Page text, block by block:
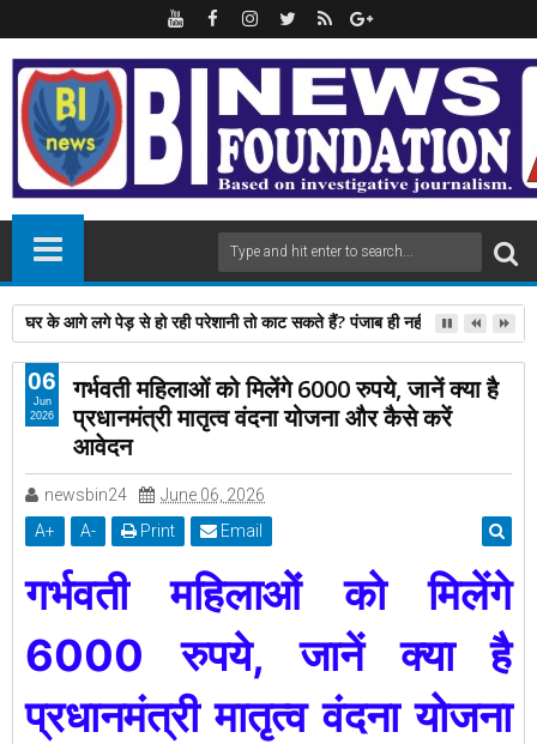
घर के आगे लगे पेड़ से हो रही परेशानी तो काट सकते हैं? पंजाब ही नहीं, दिल्‍ली-यूपी
गर्भवती महिलाओं को मिलेंगे 6000 रुपये, जानें क्या है
प्रधानमंत्री मातृत्व वंदना योजना और कैसे करें
आवेदन
newsbin24
June 06, 2026
A+ A- Print Email
गर्भवती महिलाओं को मिलेंगे
6000 रुपये, जानें क्या है
प्रधानमंत्री मातृत्व वंदना योजना
06
Jun
2026